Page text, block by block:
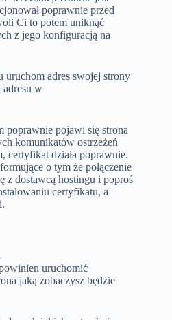
poprawnie przed
Ci to potem uniknąć
z jego konfiguracją na
uruchom adres swojej strony
w
poprawnie pojawi się strona
komunikatów ostrzeżeń
certyfikat działa poprawnie.
o tym że połączenie
z dostawcą hostingu i poproś
certyfikatu, a
uruchomić
jaką zobaczysz będzie